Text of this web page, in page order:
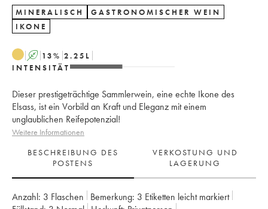
MINERALISCH
GASTRONOMISCHER WEIN
IKONE
A 13% 2.25 L
INTENSITÄT
Dieser prestigeträchtige Sammlerwein, eine echte Ikone des
Elsass, ist ein Vorbild an Kraft und Eleganz mit einem
unglaublichen Reifepotenzial!
Weitere Informationen
BESCHREIBUNG DES
POSTENS
VERKOSTUNG UND
LAGERUNG
Anzahl: 3 Flaschen Bemerkung: 3 Etiketten leicht markiert